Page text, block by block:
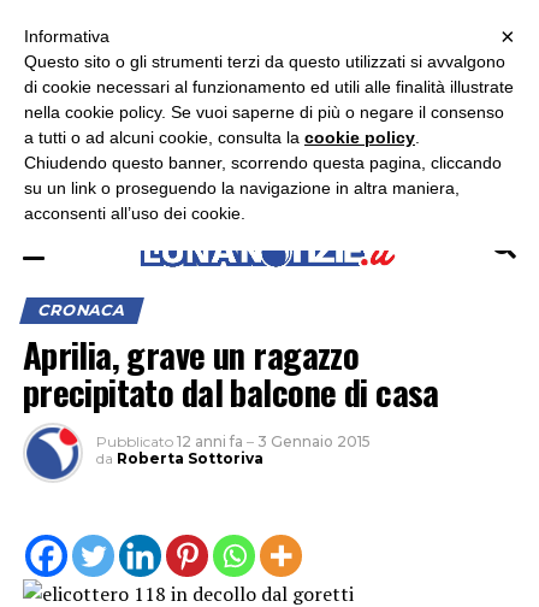
ASCOLTA RADIO LUNA
CRONACA
Aprilia, grave un ragazzo
precipitato dal balcone di casa
Pubblicato 12 anni fa – 3 Gennaio 2015
da Roberta Sottoriva
×
×
Informativa
Questo sito o gli strumenti terzi da questo utilizzati si avvalgono
di cookie necessari al funzionamento ed utili alle finalità illustrate
nella cookie policy. Se vuoi saperne di più o negare il consenso
a tutti o ad alcuni cookie, consulta la cookie policy
Chiudendo questo banner, scorrendo questa pagina, cliccando
su un link o proseguendo la navigazione in altra maniera,
acconsenti all’uso dei cookie.